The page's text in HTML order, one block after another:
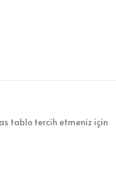
tablo tercih etmeniz için